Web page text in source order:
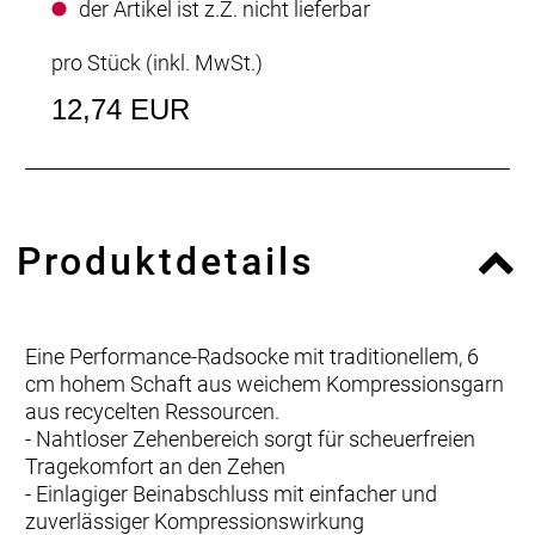
der Artikel ist z.Z. nicht lieferbar
pro Stück (inkl. MwSt.)
12,74 EUR
Produktdetails
Eine Performance-Radsocke mit traditionellem, 6
cm hohem Schaft aus weichem Kompressionsgarn
aus recycelten Ressourcen.
- Nahtloser Zehenbereich sorgt für scheuerfreien
Tragekomfort an den Zehen
- Einlagiger Beinabschluss mit einfacher und
zuverlässiger Kompressionswirkung